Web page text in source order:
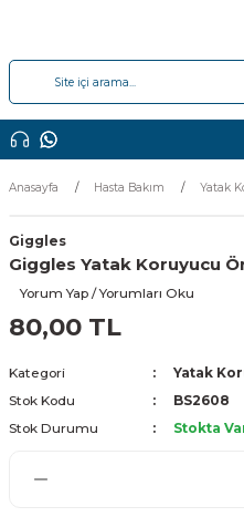
Anasayfa Hasta Bakım Yatak
Giggles
Giggles Yatak Koruyucu
Yorum Yap / Yorumları Oku
80,00 TL
Kategori Yatak
Stok Kodu
BS2608
Stok Durumu
Stokta